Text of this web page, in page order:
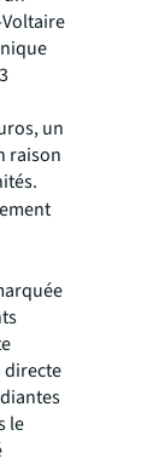
un
raison
directe
le